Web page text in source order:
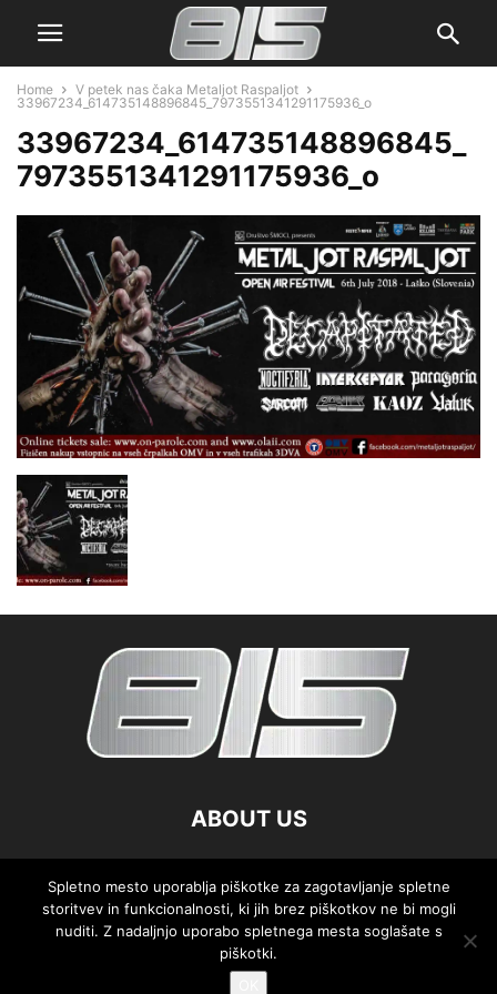
Home
V petek nas čaka Metaljot Raspaljot
33967234_614735148896845_7973551341291175936_o
33967234_614735148896845_
7973551341291175936_o
ABOUT US
FOLLOW US
Spletno mesto uporablja piškotke za zagotavljanje spletne
storitvev in funkcionalnosti, ki jih brez piškotkov ne bi mogli
nuditi. Z nadaljnjo uporabo spletnega mesta soglašate s
piškotki.